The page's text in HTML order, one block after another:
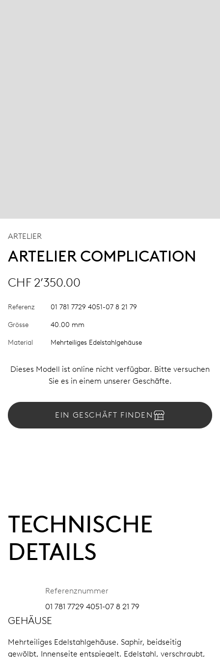
ARTELIER
ARTELIER COMPLICATION
CHF 2’350.00
Referenz 01 781 7729 4051-07 8 21 79
Grösse 40.00 mm
Material Mehrteiliges Edelstahlgehäuse
Dieses Modell ist online nicht verfügbar. Bitte versuchen
Sie es in einem unserer Geschäfte.
EIN GESCHÄFT FINDEN
TECHNISCHE
DETAILS
Referenznummer
01 781 7729 4051-07 8 21 79
GEHÄUSE
Mehrteiliges Edelstahlgehäuse. Saphir, beidseitig
gewölbt, Innenseite entspiegelt. Edelstahl, verschraubt,